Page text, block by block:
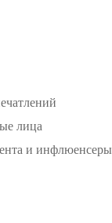
лица
и инфлюенсеры